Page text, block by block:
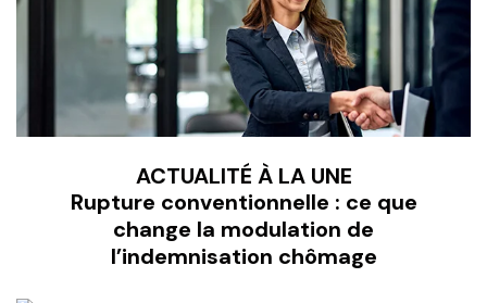
ACTUALITÉ À LA UNE
Rupture conventionnelle : ce que
change la modulation de
l’indemnisation chômage